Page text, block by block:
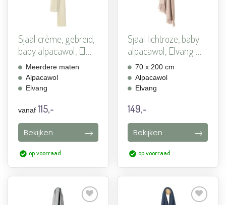
Sjaal crème, gebreid,
baby alpacawol, El...
Meerdere maten
Alpacawol
Elvang
vanaf 115,-
Bekijken
op voorraad
Sjaal lichtroze, baby
alpacawol, Elvang ...
70 x 200 cm
Alpacawol
Elvang
149,-
Bekijken
op voorraad